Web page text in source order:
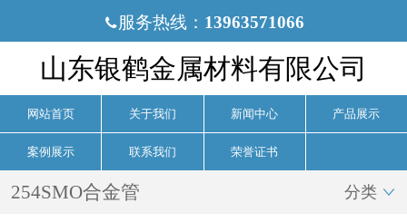
服务热线： 13963571066
山东银鹤金属材料有限公司
网站首页 关于我们 新闻中心 产品展示
案例展示 联系我们 荣誉证书
254SMO合金管 分类 